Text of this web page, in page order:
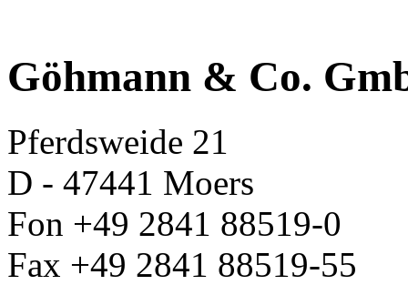
Göhmann & Co.
Pferdsweide 21
D - 47441 Moers
Fon +49 2841 88519-0
Fax +49 2841 88519-55